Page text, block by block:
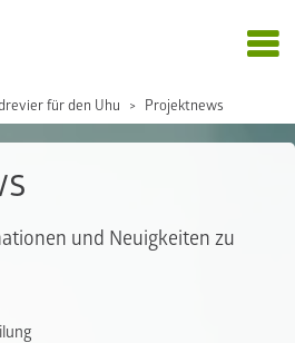
für den Uhu Projektnews
und Neuigkeiten zu